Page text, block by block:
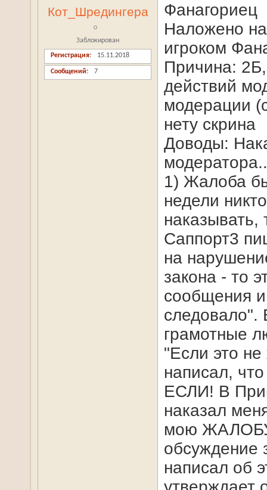
Кот_Шредингера
Заблокирован
Регистрация 15.11.2018
Сообщений 7
Фанагориец
Наложено
игроком
Причина:
действий
модерации
нету скрина
Доводы:
1) Жалоба
недели
Саппорт3
на
закона - то
сообщения
следовало".
грамотные
"Если это
написал,
ЕСЛИ! В
наказал
мою ЖАЛОБУ
обсуждение
написал об